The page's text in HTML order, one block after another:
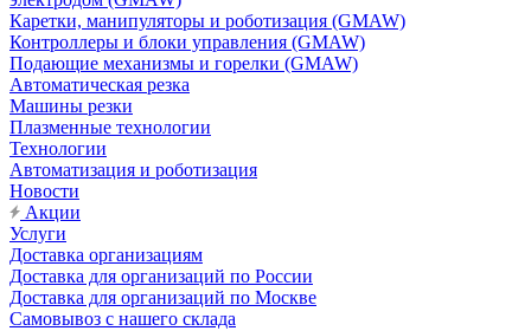
Каретки, манипуляторы и роботизация (GMAW)
Контроллеры и блоки управления (GMAW)
Подающие механизмы и горелки (GMAW)
Автоматическая резка
Машины резки
Плазменные технологии
Технологии
Автоматизация и роботизация
Новости
Акции
Услуги
Доставка организациям
Доставка для организаций по России
Доставка для организаций по Москве
Самовывоз с нашего склада